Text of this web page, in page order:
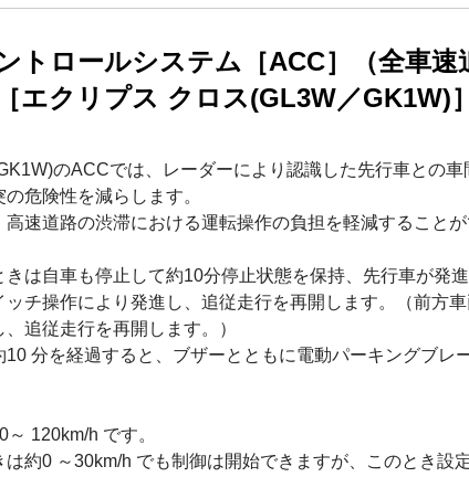
トロールシステム［ACC］（全車速
エクリプス クロス(GL3W／GK1W)］
のACCでは、レーダーにより認識した先行車との
危険性を減らします。
速道路の渋滞における運転操作の負担を軽減することが
は自車も停止して約10分停止状態を保持、先行車が発
チ操作により発進し、追従走行を再開します。（前方
追従走行を再開します。）
分を経過すると、ブザーとともに電動パーキングブレ
120km/h です。
約0 ～30km/h でも制御は開始できますが、このとき設